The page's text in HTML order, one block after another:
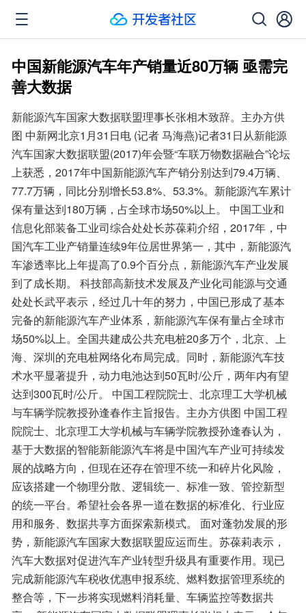
中国新能源汽车年产销量近80万辆 亟需完
善大数据
新能源汽车国家大数据联盟理事长张相木致辞。主办方供
图 中新网北京1月31日电 (记者 马海燕)记者31日从新能源
汽车国家大数据联盟(2017)年会暨“车联万物数据融合”论坛
上获悉，2017年中国新能源汽车产销分别达到79.4万辆、
77.7万辆，同比分别增长53.8%、53.3%。新能源汽车累计
保有量达到180万辆，占全球市场50%以上。 中国工业和
信息化部装备工业司综合处处长苏葆莉介绍，2017年，中
国汽车工业产销量连续9年位居世界第一，其中，新能源汽
车渗透率比上年提高了0.9个百分点，新能源汽车产业发展
到了成长期。 科技部高新技术发展及产业化司能源与交通
处处长武平表示，经过几十年的努力，中国已形成了基本
完备的新能源汽车产业体系，新能源汽车保有量占全球市
场50%以上。全国共建成公共充电桩20多万个，北京、上
海、深圳的充电桩网络化布局完成。同时，新能源汽车技
术水平显著提升，动力电池达到50瓦时/公斤，两年内有望
达到300瓦时/公斤。 中国工程院院士、北京理工大学机械
与车辆学院教授孙逢春作主旨报告。主办方供图 中国工程
院院士、北京理工大学机械与车辆学院教授孙逢春认为，
基于大数据的智能新能源汽车将是中国汽车产业可持续发
展的战略方向，但现在还存在管理不统一和碎片化风险，
应该搭建一个物理分散、逻辑统一、标准一致、管控新型
的统一平台。希望社会各界一道在数据的标准化、行业应
用和服务、数据共享方面探索新模式。 面对蓬勃发展的形
势，新能源汽车国家大数据联盟应运而生。苏葆莉表示，
汽车大数据对促进汽车产业转型升级具有重要作用。现已
完成新能源汽车税收优惠申报系统、燃料数据管理系统的
整合等，下一步将实现燃料消耗量、车辆监控等数据共